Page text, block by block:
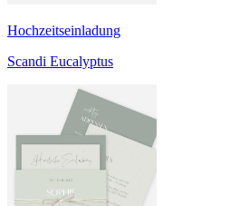
Hochzeitseinladung
Scandi Eucalyptus